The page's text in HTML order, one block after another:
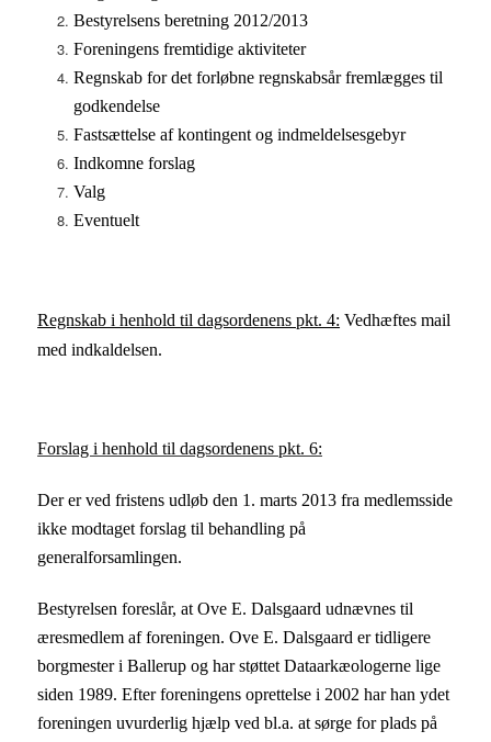
Bestyrelsens beretning 2012/2013
Foreningens fremtidige aktiviteter
Regnskab for det forløbne regnskabsår fremlægges til
godkendelse
Fastsættelse af kontingent og indmeldelsesgebyr
Indkomne forslag
Valg
Eventuelt
Regnskab i henhold til dagsordenens pkt. 4: Vedhæftes mail
med indkaldelsen.
Forslag i henhold til dagsordenens pkt. 6:
Der er ved fristens udløb den 1. marts 2013 fra medlemsside
ikke modtaget forslag til behandling på
generalforsamlingen.
Bestyrelsen foreslår, at Ove E. Dalsgaard udnævnes til
æresmedlem af foreningen. Ove E. Dalsgaard er tidligere
borgmester i Ballerup og har støttet Dataarkæologerne lige
siden 1989. Efter foreningens oprettelse i 2002 har han ydet
foreningen uvurderlig hjælp ved bl.a. at sørge for plads på